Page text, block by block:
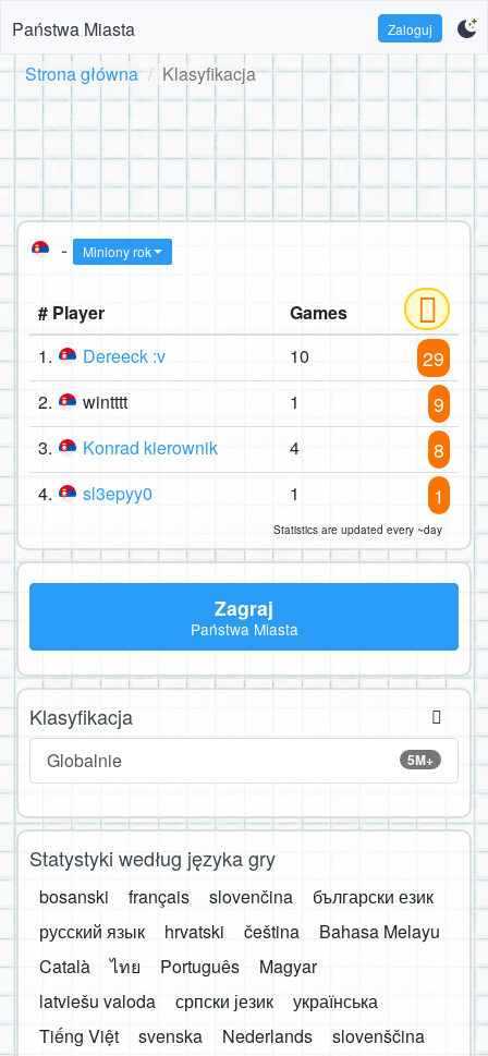
Państwa Miasta Zaloguj
Strona główna Klasyfikacja
- Miniony rok
# Player
Games
1.
Dereeck :v 10 29
2. wintttt 1 9
3. Konrad kierownik 4 8
4. sl3epyy0 1 1
Statistics are updated every ~day
Zagraj
Państwa Miasta
Klasyfikacja
5M+
Globalnie
Statystyki według języka gry
bosanski français slovenčina
български език
русский язык
hrvatski čeština
Bahasa Melayu
Català
ไทย Português
Magyar
latviešu valoda
српски језик
українська
Tiếng Việt
svenska Nederlands
slovenščina